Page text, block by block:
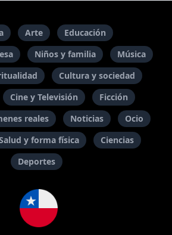
Arte
Educación
Niños y familia
Música
Cultura y sociedad
Cine y Televisión
Ficción
reales Noticias
Ocio
y forma física
Ciencias
Deportes